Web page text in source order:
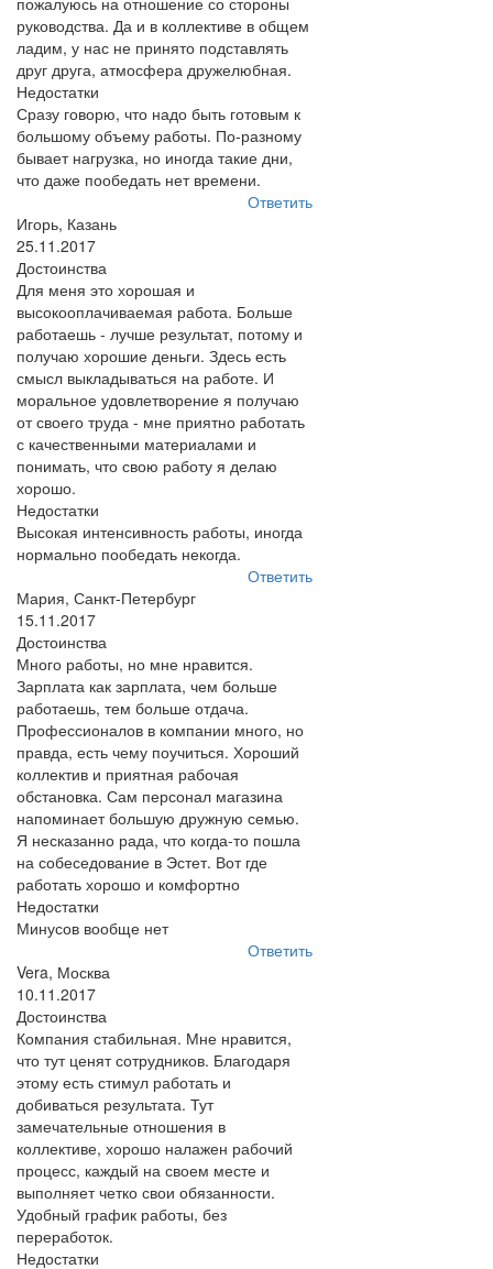
руководства. Да и в коллективе в общем
ладим, у нас не принято подставлять
друг друга, атмосфера дружелюбная.
Недостатки
Сразу говорю, что надо быть готовым к
большому объему работы. По-разному
бывает нагрузка, но иногда такие дни,
что даже пообедать нет времени.
Ответить
Игорь, Казань
25.11.2017
Достоинства
Для меня это хорошая и
высокооплачиваемая работа. Больше
работаешь - лучше результат, потому и
получаю хорошие деньги. Здесь есть
смысл выкладываться на работе. И
моральное удовлетворение я получаю
от своего труда - мне приятно работать
с качественными материалами и
понимать, что свою работу я делаю
хорошо.
Недостатки
Высокая интенсивность работы, иногда
нормально пообедать некогда.
Ответить
Мария, Санкт-Петербург
15.11.2017
Достоинства
Много работы, но мне нравится.
Зарплата как зарплата, чем больше
работаешь, тем больше отдача.
Профессионалов в компании много, но
правда, есть чему поучиться. Хороший
коллектив и приятная рабочая
обстановка. Сам персонал магазина
напоминает большую дружную семью.
Я несказанно рада, что когда-то пошла
на собеседование в Эстет. Вот где
работать хорошо и комфортно
Недостатки
Минусов вообще нет
Ответить
Vera, Москва
10.11.2017
Достоинства
Компания стабильная. Мне нравится,
что тут ценят сотрудников. Благодаря
этому есть стимул работать и
добиваться результата. Тут
замечательные отношения в
коллективе, хорошо налажен рабочий
процесс, каждый на своем месте и
выполняет четко свои обязанности.
Удобный график работы, без
переработок.
Недостатки